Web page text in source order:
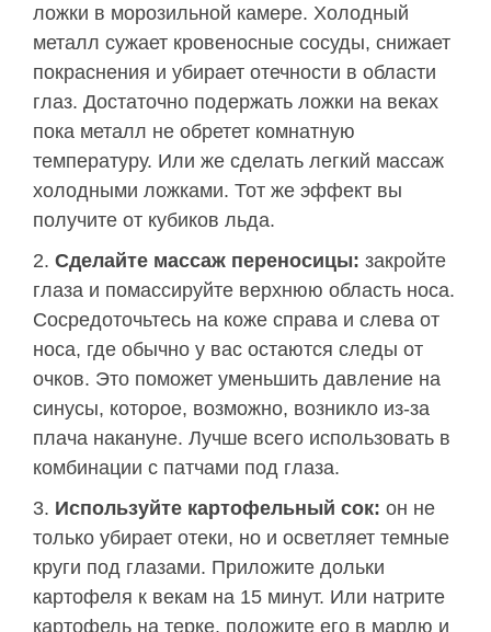
ложки в морозильной камере. Холодный
металл сужает кровеносные сосуды, снижает
покраснения и убирает отечности в области
глаз. Достаточно подержать ложки на веках
пока металл не обретет комнатную
температуру. Или же сделать легкий массаж
холодными ложками. Тот же эффект вы
получите от кубиков льда.
Сделайте массаж переносицы: закройте
глаза и помассируйте верхнюю область носа.
Сосредоточьтесь на коже справа и слева от
носа, где обычно у вас остаются следы от
очков. Это поможет уменьшить давление на
синусы, которое, возможно, возникло из-за
плача накануне. Лучше всего использовать в
комбинации с патчами под глаза.
Используйте картофельный сок: он не
только убирает отеки, но и осветляет темные
круги под глазами. Приложите дольки
картофеля к векам на 15 минут. Или натрите
картофель на терке, положите его в марлю и